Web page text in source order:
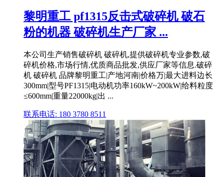
黎明重工 pf1315反击式破碎机 破石
粉的机器 破碎机生产厂家 ...
本公司生产销售破碎机 破碎机,提供破碎机专业参数,破
碎机价格,市场行情,优质商品批发,供应厂家等信息.破碎
机 破碎机 品牌黎明重工|产地河南|价格万|最大进料边长
300mm|型号PF1315|电动机功率160kW~200kW|给料粒度
≤600mm|重量22000kg|出 ...
联系电话: 180 3780 8511